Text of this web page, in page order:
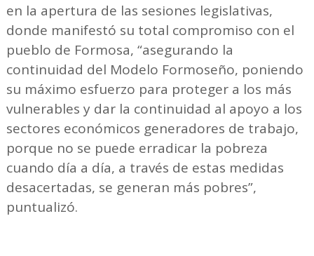
en la apertura de las sesiones legislativas,
donde manifestó su total compromiso con el
pueblo de Formosa, “asegurando la
continuidad del Modelo Formoseño, poniendo
su máximo esfuerzo para proteger a los más
vulnerables y dar la continuidad al apoyo a los
sectores económicos generadores de trabajo,
porque no se puede erradicar la pobreza
cuando día a día, a través de estas medidas
desacertadas, se generan más pobres”,
puntualizó.